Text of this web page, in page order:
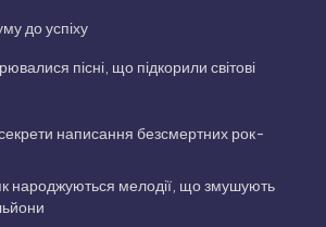
до успіху
пісні, що підкорили світові
написання безсмертних рок-
народжуються мелодії, що змушують